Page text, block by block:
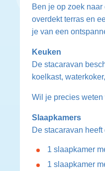
Ben je op zoek
overdekt terras en
je van een
Keuken
De stacaravan
koelkast,
Wil je precies
Slaapkamers
De stacaravan
1 slaapkamer
1 slaapkamer